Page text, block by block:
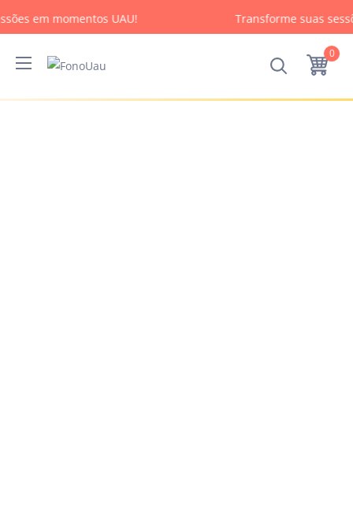
em momentos UAU! Transforme suas
0